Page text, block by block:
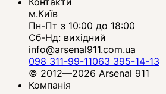
м.Київ
Пн-Пт з 10:00 до 18:00
Сб-Нд: вихідний
info@arsenal911.com.ua
098 311-99-11063 395-14-13
© 2012—2026 Arsenal 911
Компанія